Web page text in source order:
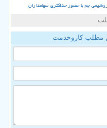
جم با حضور حداکثری سهامداران
مطلب کاروخدمت